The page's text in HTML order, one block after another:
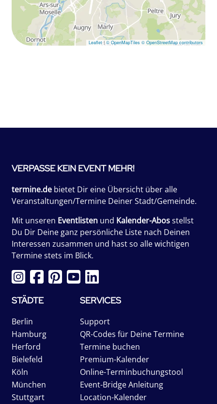
Leaflet | © OpenMapTiles © OpenStreetMap contributors
VERPASSE KEIN EVENT MEHR!
termine.de bietet Dir eine Übersicht über alle
Veranstaltungen/Termine Deiner Stadt/Gemeinde.
Mit unseren Eventlisten und Kalender-Abosstellst
Du Dir Deine ganz persönliche Liste nach Deinen
Interessen zusammen und hast so alle wichtigen
Termine stets im Blick.
STÄDTE
Berlin
Hamburg
Herford
Bielefeld
Köln
München
Stuttgart
SERVICES
Support
QR-Codes für Deine Termine
Termine buchen
Premium-Kalender
Online-Terminbuchungstool
Event-Bridge Anleitung
Location-Kalender